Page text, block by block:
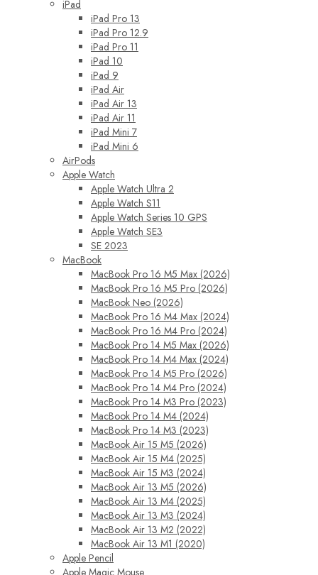
iPad
iPad Pro 13
iPad Pro 12.9
iPad Pro 11
iPad 10
iPad 9
iPad Air
iPad Air 13
iPad Air 11
iPad Mini 7
iPad Mini 6
AirPods
Apple Watch
Apple Watch Ultra 2
Apple Watch S11
Apple Watch Series 10 GPS
Apple Watch SE3
SE 2023
MacBook
MacBook Pro 16 M5 Max (2026)
MacBook Pro 16 M5 Pro (2026)
MacBook Neo (2026)
MacBook Pro 16 M4 Max (2024)
MacBook Pro 16 M4 Pro (2024)
MacBook Pro 14 M5 Max (2026)
MacBook Pro 14 M4 Max (2024)
MacBook Pro 14 M5 Pro (2026)
MacBook Pro 14 M4 Pro (2024)
MacBook Pro 14 M3 Pro (2023)
MacBook Pro 14 M4 (2024)
MacBook Pro 14 M3 (2023)
MacBook Air 15 M5 (2026)
MacBook Air 15 M4 (2025)
MacBook Air 15 M3 (2024)
MacBook Air 13 M5 (2026)
MacBook Air 13 M4 (2025)
MacBook Air 13 M3 (2024)
MacBook Air 13 M2 (2022)
MacBook Air 13 M1 (2020)
Apple Pencil
Apple Magic Mouse